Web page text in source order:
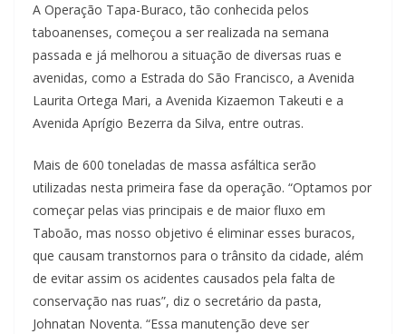
A Operação Tapa-Buraco, tão conhecida pelos
taboanenses, começou a ser realizada na semana
passada e já melhorou a situação de diversas ruas e
avenidas, como a Estrada do São Francisco, a Avenida
Laurita Ortega Mari, a Avenida Kizaemon Takeuti e a
Avenida Aprígio Bezerra da Silva, entre outras.
Mais de 600 toneladas de massa asfáltica serão
utilizadas nesta primeira fase da operação. “Optamos por
começar pelas vias principais e de maior fluxo em
Taboão, mas nosso objetivo é eliminar esses buracos,
que causam transtornos para o trânsito da cidade, além
de evitar assim os acidentes causados pela falta de
conservação nas ruas”, diz o secretário da pasta,
Johnatan Noventa. “Essa manutenção deve ser